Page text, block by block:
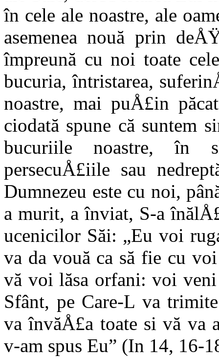
în cele ale noastre, ale
asemenea nouă prin
împreună cu noi toate
bucuria, întristarea,
noastre, mai puÅ£in
ciodată spune că suntem
bucuriile noastre, în
persecuÅ£iile sau
Dumnezeu este cu noi,
a murit, a înviat, S-a
uceni­cilor Săi: „Eu voi
va da vouă ca să fie cu
vă voi lăsa orfani: voi
Sfânt, pe Care-L va
va învăÅ£a toate si vă va
v-am spus Eu” (In 14, 16-